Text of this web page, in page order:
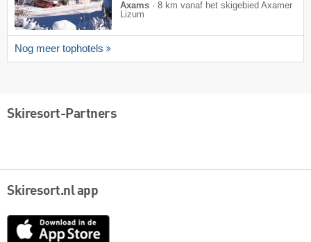
Axams · 8 km vanaf het skigebied Axamer
Lizum
Nog meer tophotels
Skiresort-Partners
Skiresort.nl app
App